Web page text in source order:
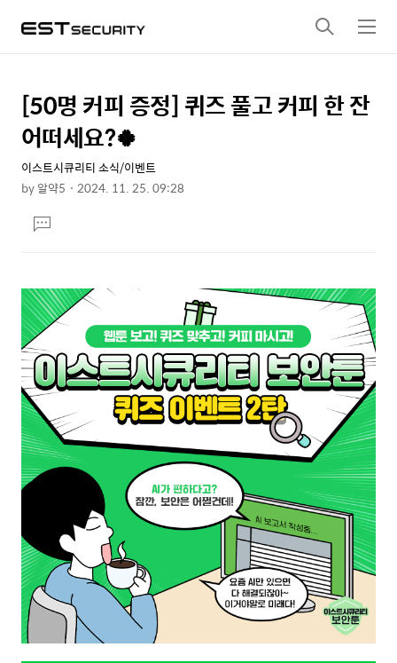
검
색
메
뉴
상
세
텐
본
문
제
목
[50명 커피 증정] 퀴즈 풀고 커피 한 잔
어떠세요?🍀
이스트시큐리티 소식/이벤트
by알약5 2024. 11. 25. 09:28
문댓
글